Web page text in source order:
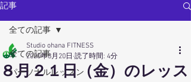
記事
全ての記事
パーソナルレッスン
全ての記事
８月２１日（金）のレッス
Studio ohana FITNESS
2020年8月20日 読了時間: 4分